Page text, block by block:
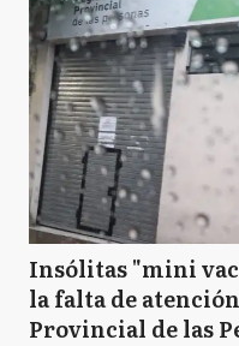
Insólitas "mini
la falta de
Provincial de las